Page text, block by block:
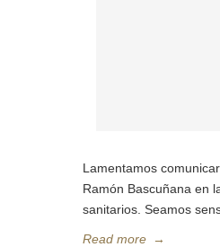
Lamentamos
Ramón Bascuñana en
sanitarios. Seamos
Read more →